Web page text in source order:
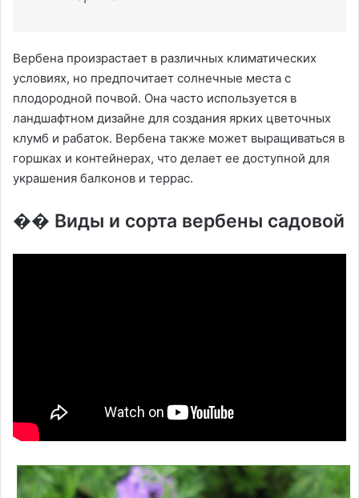
Вербена произрастает в различных климатических
условиях, но предпочитает солнечные места с
плодородной почвой. Она часто используется в
ландшафтном дизайне для создания ярких цветочных
клумб и рабаток. Вербена также может выращиваться в
горшках и контейнерах, что делает ее доступной для
украшения балконов и террас.
�� Виды и сорта вербены садовой